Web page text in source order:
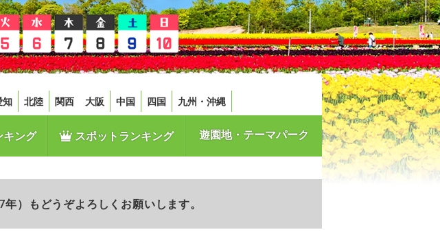
知 北陸 関西 大阪 中国 四国 九州・沖縄
ング スポットランキング 遊園地・テーマパーク
）もどうぞよろしくお願いします。